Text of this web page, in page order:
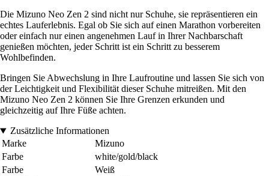
Die Mizuno Neo Zen 2 sind nicht nur Schuhe, sie repräsentieren ein
echtes Lauferlebnis. Egal ob Sie sich auf einen Marathon vorbereiten
oder einfach nur einen angenehmen Lauf in Ihrer Nachbarschaft
genießen möchten, jeder Schritt ist ein Schritt zu besserem
Wohlbefinden.
Bringen Sie Abwechslung in Ihre Laufroutine und lassen Sie sich von
der Leichtigkeit und Flexibilität dieser Schuhe mitreißen. Mit den
Mizuno Neo Zen 2 können Sie Ihre Grenzen erkunden und
gleichzeitig auf Ihre Füße achten.
Zusätzliche Informationen
Marke
Mizuno
Farbe
white/gold/black
Farbe
Weiß